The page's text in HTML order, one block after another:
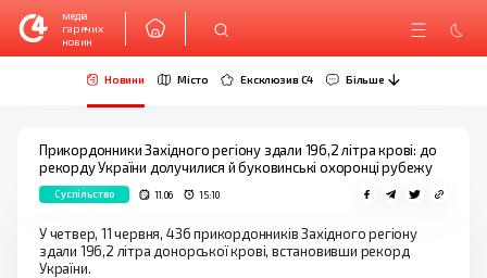
медіа
гарячих
новин
Новини Місто Ексклюзив C4 Більше
Прикордонники Західного регіону здали 196,2 літра крові: до
рекорду України долучилися й буковинські охоронці рубежу
Суспільство 11.06 15:10
У четвер, 11 червня, 436 прикордонників Західного регіону
здали 196,2 літра донорської крові, встановивши рекорд
України.